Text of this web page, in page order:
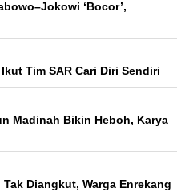
‘Bocor’,
Tim SAR Cari Diri Sendiri
Madinah Bikin Heboh, Karya
Diangkut, Warga Enrekang